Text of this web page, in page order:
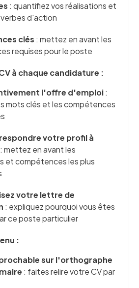
: quantifiez vos réalisations et
d'action
clés : mettez en avant les
requises pour le poste
à chaque candidature :
l'offre d'emploi:
mots clés et les compétences
votre profil à
: mettez en avant les
et compétences les plus
votre lettre de
: expliquez pourquoi vous êtes
ce poste particulier
:
sur l'orthographe
: faites relire votre CV par